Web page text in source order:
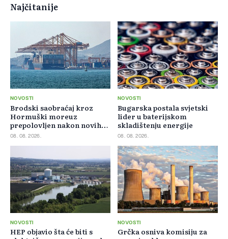
Najčitanije
NOVOSTI
Brodski saobraćaj kroz
Hormuški moreuz
prepolovljen nakon novih
blokada
08. 08. 2026.
NOVOSTI
Bugarska postala svjetski
lider u baterijskom
skladištenju energije
08. 08. 2026.
NOVOSTI
HEP objavio šta će biti s
NOVOSTI
Grčka osniva komisiju za